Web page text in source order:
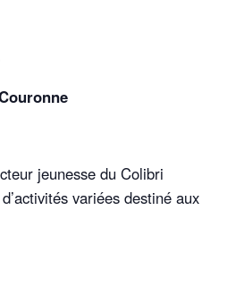
jeunesse du Colibri
variées destiné aux